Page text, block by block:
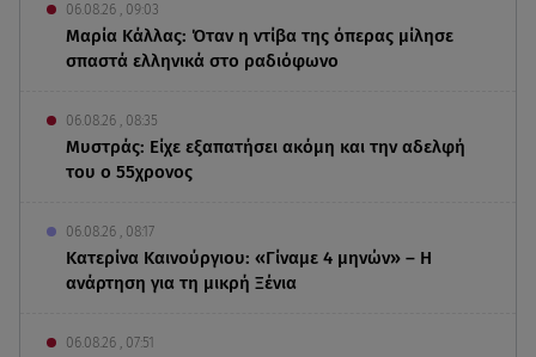
06.08.26 , 09:03
Μαρία Κάλλας: Όταν η ντίβα της όπερας μίλησε
σπαστά ελληνικά στο ραδιόφωνο
06.08.26 , 08:35
Μυστράς: Είχε εξαπατήσει ακόμη και την αδελφή
του ο 55χρονος
06.08.26 , 08:17
Κατερίνα Καινούργιου: «Γίναμε 4 μηνών» – Η
ανάρτηση για τη μικρή Ξένια
06.08.26 , 07:51